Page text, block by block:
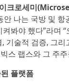
크로세미
나는 국방 및
봐야 했다”라며
기술적 검증, 그
스 랩스와 그 주
플랫폼